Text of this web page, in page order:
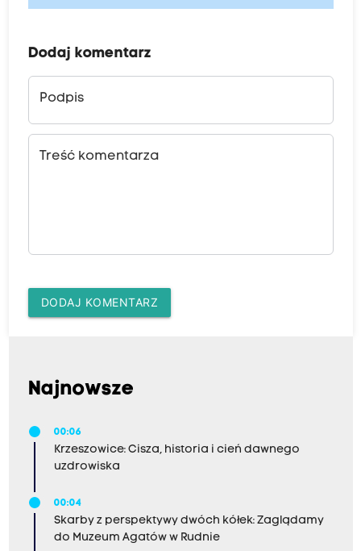
Dodaj komentarz
Podpis
Treść komentarza
DODAJ KOMENTARZ
Najnowsze
00:06
Krzeszowice: Cisza, historia i cień dawnego
uzdrowiska
00:04
Skarby z perspektywy dwóch kółek: Zaglądamy
do Muzeum Agatów w Rudnie